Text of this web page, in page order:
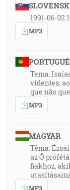
1991-06-02
MP3
Tema:
videntes,
que não
MP3
MAGYAR
Téma:
az Ő
fiakhoz,
MP3